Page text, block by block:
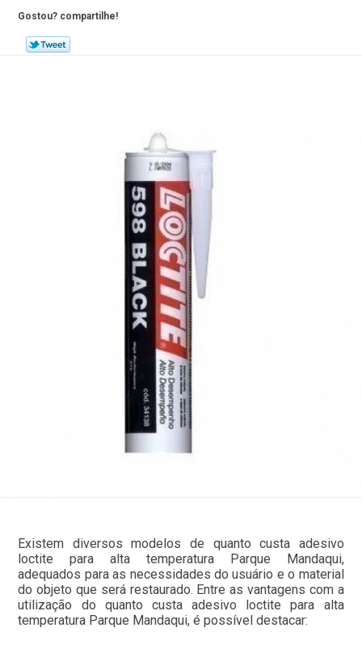
Gostou? compartilhe!
Existem diversos modelos de quanto custa adesivo
loctite para alta temperatura Parque Mandaqui,
adequados para as necessidades do usuário e o material
do objeto que será restaurado. Entre as vantagens com a
utilização do quanto custa adesivo loctite para alta
temperatura Parque Mandaqui, é possível destacar: